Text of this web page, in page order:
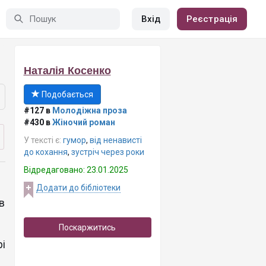
Вхід Реєстрація
Наталія Косенко
Подобається
#127 в Молодіжна проза
#430 вЖіночий роман
У тексті є: гумор, від ненависті
до кохання, зустріч через роки
Відредаговано: 23.01.2025
Додати до бібліотеки
Поскаржитись